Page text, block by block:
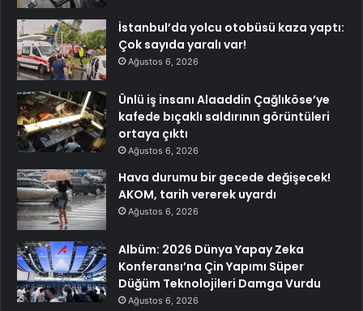
İstanbul’da yolcu otobüsü kaza yaptı:
Çok sayıda yaralı var!
Ağustos 6, 2026
Ünlü iş insanı Alaaddin Çağlıköse’ye
kafede bıçaklı saldırının görüntüleri
ortaya çıktı
Ağustos 6, 2026
Hava durumu bir gecede değişecek!
AKOM, tarih vererek uyardı
Ağustos 6, 2026
Albüm: 2026 Dünya Yapay Zeka
Konferansı’na Çin Yapımı Süper
Düğüm Teknolojileri Damga Vurdu
Ağustos 6, 2026